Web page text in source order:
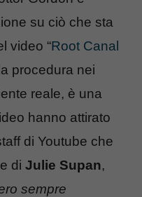
su ciò che sta
video “Root Canal
procedura nei
reale, è una
hanno attirato
di Youtube che
di Julie Supan,
sempre